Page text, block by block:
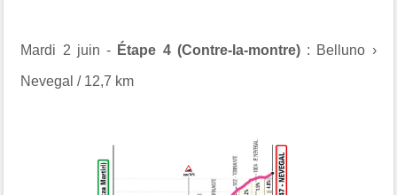
Mardi 2 juin - Étape 4 (Contre-la-montre): Belluno ›
Nevegal / 12,7 km